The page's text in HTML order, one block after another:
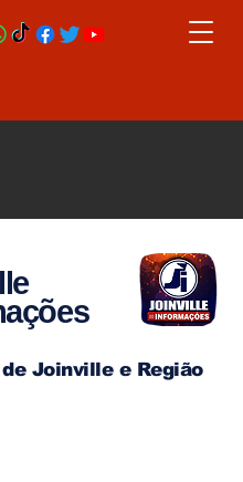
Joinville e Região